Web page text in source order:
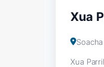
Xua
Soacha
Xua